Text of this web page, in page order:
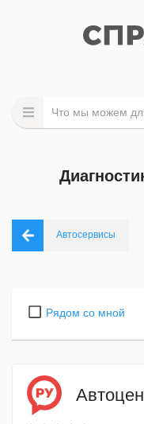
Автосервисы
Рядом со мной